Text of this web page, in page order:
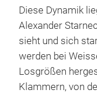
Diese Dynamik
Alexander
sieht und sich
werden bei
Losgrößen
Klammern, von